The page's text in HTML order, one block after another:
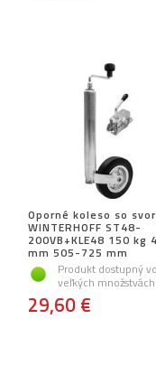
Oporné koleso so
WINTERHOFF ST48-
200VB+KLE48 150 kg
mm 505-725 mm
Produkt dostupný vo
veľkých množstvách
29,60 €